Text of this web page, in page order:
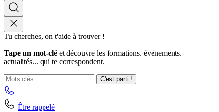
Tu cherches, on t'aide à trouver !
Tape un mot-clé et découvre les formations, événements,
actualités... qui te correspondent.
C'est parti !
Être rappelé